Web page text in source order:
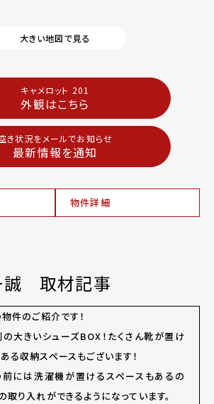
大きい地図で見る
キャメロット 201
外観はこちら
き状況をメールでお知らせ
最新情報を通知
物件詳細
誠 取材記事
件のご紹介です！
大きいシューズBOX！たくさん靴が置け
る収納スペースもございます！
前には洗濯機が置けるスペースもあるの
取り入れができるようになっています。